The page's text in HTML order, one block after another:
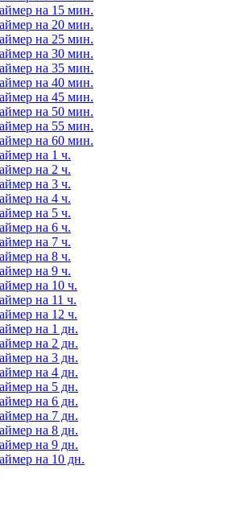
на 15 мин.
на 20 мин.
на 25 мин.
на 30 мин.
на 35 мин.
на 40 мин.
на 45 мин.
на 50 мин.
на 55 мин.
на 60 мин.
на 1 ч.
на 2 ч.
на 3 ч.
на 4 ч.
на 5 ч.
на 6 ч.
на 7 ч.
на 8 ч.
на 9 ч.
на 10 ч.
на 11 ч.
на 12 ч.
на 1 дн.
на 2 дн.
на 3 дн.
на 4 дн.
на 5 дн.
на 6 дн.
на 7 дн.
на 8 дн.
на 9 дн.
на 10 дн.